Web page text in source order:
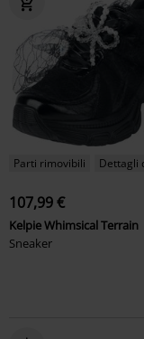
Parti rimovibili Dettagli
107,99 €
Kelpie Whimsical Terrain
Sneaker